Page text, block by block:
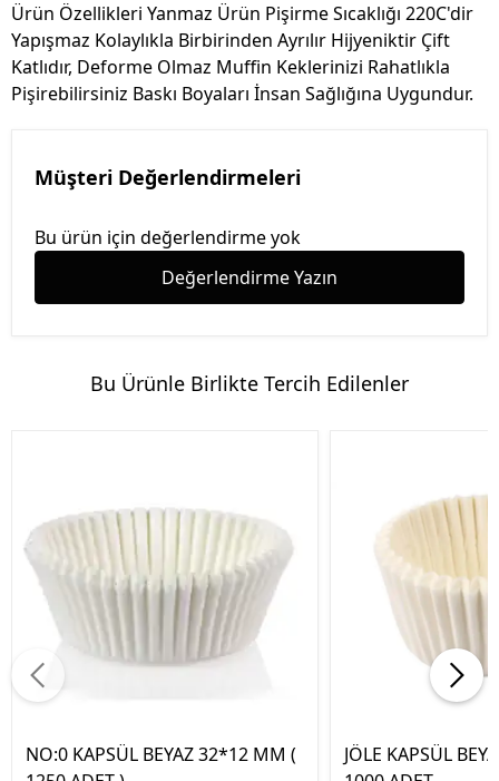
Ürün Özellikleri Yanmaz Ürün Pişirme Sıcaklığı 220C'dir
Yapışmaz Kolaylıkla Birbirinden Ayrılır Hijyeniktir Çift
Katlıdır, Deforme Olmaz Muffin Keklerinizi Rahatlıkla
Pişirebilirsiniz Baskı Boyaları İnsan Sağlığına Uygundur.
Müşteri Değerlendirmeleri
Bu ürün için değerlendirme yok
Değerlendirme Yazın
Bu Ürünle Birlikte Tercih Edilenler
NO:0 KAPSÜL BEYAZ 32*12 MM (
JÖLE KAPSÜL